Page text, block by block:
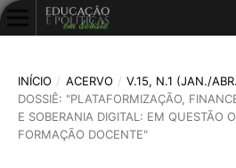
INÍCIO / ACERVO / V.15, N.1 (JAN./
DOSSIÊ: "PLATAFORMIZAÇÃO,
E SOBERANIA DIGITAL: EM QUESTÃO
FORMAÇÃO DOCENTE"